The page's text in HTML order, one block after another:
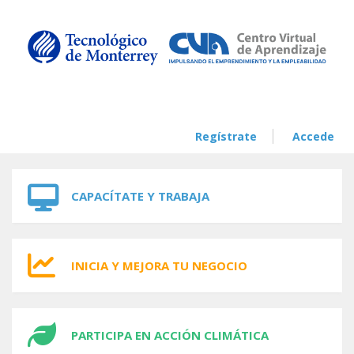
Regístrate Accede
CAPACÍTATE Y TRABAJA
INICIA Y MEJORA TU NEGOCIO
PARTICIPA EN ACCIÓN CLIMÁTICA